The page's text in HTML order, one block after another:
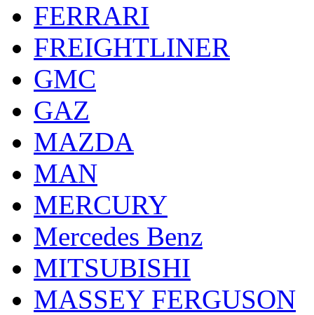
FERRARI
FREIGHTLINER
GMC
GAZ
MAZDA
MAN
MERCURY
Mercedes Benz
MITSUBISHI
MASSEY FERGUSON